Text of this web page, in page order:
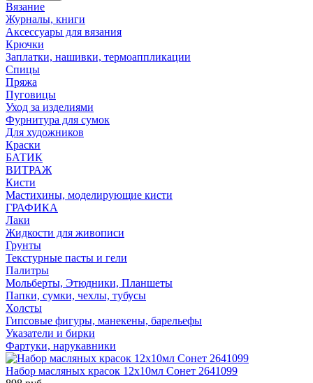
Вязание
Журналы, книги
Аксессуары для вязания
Крючки
Заплатки, нашивки, термоаппликации
Спицы
Пряжа
Пуговицы
Уход за изделиями
Фурнитура для сумок
Для художников
Краски
БАТИК
ВИТРАЖ
Кисти
Мастихины, моделирующие кисти
ГРАФИКА
Лаки
Жидкости для живописи
Грунты
Текстурные пасты и гели
Палитры
Мольберты, Этюдники, Планшеты
Папки, сумки, чехлы, тубусы
Холсты
Гипсовые фигуры, манекены, барельефы
Указатели и бирки
Фартуки, нарукавники
Набор масляных красок 12х10мл Сонет 2641099